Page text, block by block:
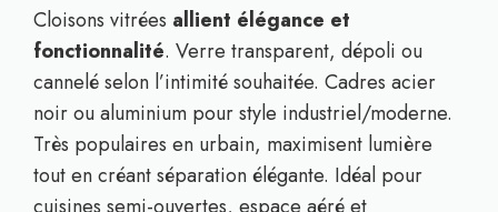
Cloisons vitrées allient élégance et
fonctionnalité. Verre transparent, dépoli ou
cannelé selon l’intimité souhaitée. Cadres acier
noir ou aluminium pour style industriel/moderne.
Très populaires en urbain, maximisent lumière
tout en créant séparation élégante. Idéal pour